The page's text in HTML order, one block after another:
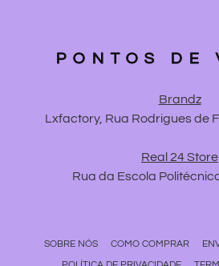
PONTOS DE
Brandz
Lxfactory, Rua Rodrigues de
Real 24 Store
Rua da Escola
SOBRE NÓS COMO COMPRAR